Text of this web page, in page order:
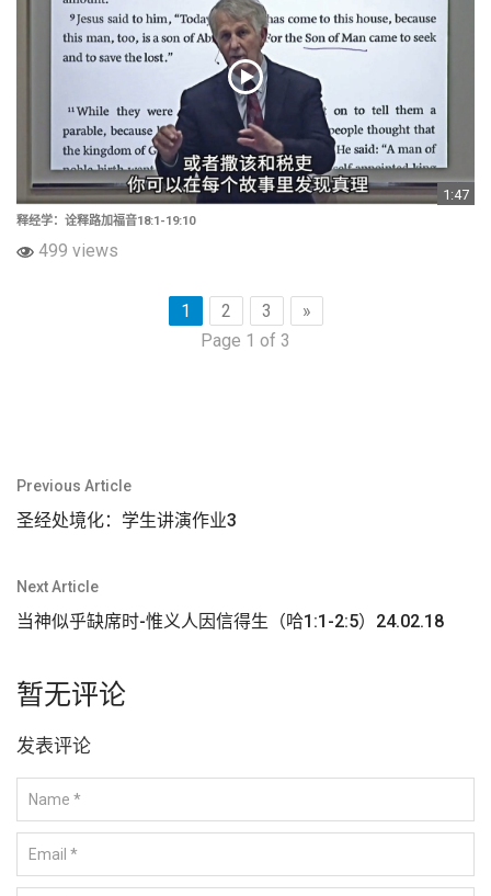
1:47
释经学：诠释路加福音18:1-19:10
499 views
1 2 3
»
Page 1 of 3
文
章
航
Previous Article
圣经处境化：学生讲演作业3
Next Article
当神似乎缺席时-惟义人因信得生（哈1:1-2:5）24.02.18
暂无评论
发表评论